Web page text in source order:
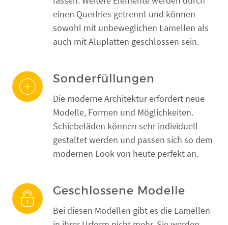
einen Querfries getrennt und können
sowohl mit unbeweglichen Lamellen als
auch mit Aluplatten geschlossen sein.
Sonderfüllungen
Die moderne Architektur erfordert neue
Modelle, Formen und Möglichkeiten.
Schiebeläden können sehr individuell
gestaltet werden und passen sich so dem
modernen Look von heute perfekt an.
Geschlossene Modelle
Bei diesen Modellen gibt es die Lamellen